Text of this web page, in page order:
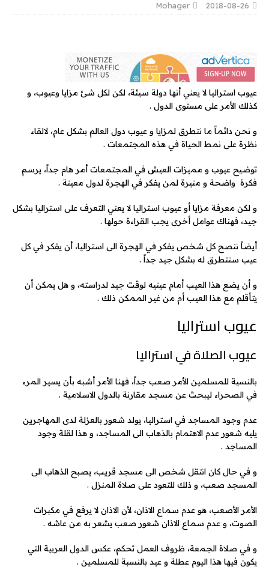
2018-08-26
Mohager
عيوب استراليا لا يعني أنها دولة سيئة، لكن لكل شئ مزايا وعيوب، و
كذلك الأمر على مستوى الدول .
و نحن دائماً ما نتطرق لمزايا و عيوب دول العالم بشكل عام، لالقاء
نظرة على نمط الحياة في هذه المجتمعات .
توضيح عيوب و مميزات العيش في المجتمعات أمر هام جداً، يرسم
فكرة واضحة و منيرة لمن يفكر في الهجرة لدول معينة .
و لكن معرفة مزايا أو عيوب استراليا لا يعني التعرف على استراليا بشكل
جيد، فهناك عوامل أخرى يجب القراءة حولها .
أيضاً ننصح كل شخص يفكر في الهجرة الى استراليا، أن يفكر في كل
عيب سنتطرق له بشكل جيد جداً .
و أن يضع هذا العيب أمام عينيه لوقت جيد لدراسته، و هل يمكن أن
يتأقلم مع هذا العيب أم من غير الممكن ذلك .
عيوب استراليا
عيوب الصلاة في استراليا
بالنسية للمسلمين الأمر صعب جداً، فهنا الأمر أشبه بأن يسير المرء
في الصحراء ليبحث عن مسجد مقارنة بالدول الاسلامية .
عدم وجود المساجد في استراليا، يولد شعور بالعزلة لدى المهاجرين
يليه شعور عدم الاهتمام بالذهاب الى المساجد، و هذا لقلة وجود
المساجد .
و في حال كان انتقل شخص الى مسجد قريب، يصبح الذهاب الى
المسجد صعب، و ذلك للتعود على صلاة المنزل .
الأمر الأصعب، هو عدم سماع الاذان، لأن الاذان لا يرفع في مكبرات
الصوت، و عدم سماع الاذان شعور صعب يشعر به من عاشه .
و في صلاة الجمعة، ظروف العمل تحكم، عكس الدول العربية التي
يكون فيها هذا اليوم عطلة و عيد بالنسبة للمسلمين .